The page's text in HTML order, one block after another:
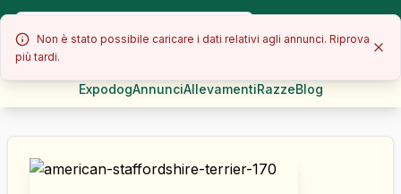
Non è stato possibile caricare i dati relativi agli annunci. Riprova
più tardi.
ExpodogAnnunciAllevamentiRazzeBlog